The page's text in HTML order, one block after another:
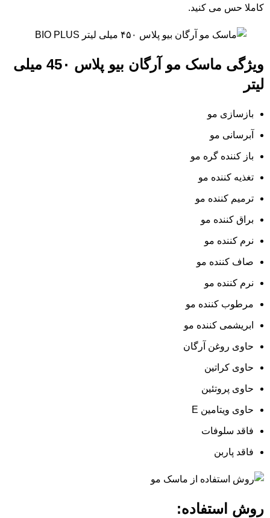
کاملا حس می کنید.
ویژگی ماسک مو آرگان بیو پلاس 45۰ میلی
لیتر
بازسازی مو
آبرسانی مو
باز کننده گره مو
تغذیه کننده مو
ترمیم کننده مو
براق کننده مو
نرم کننده مو
صاف کننده مو
نرم کننده مو
مرطوب کننده مو
ابریشمی کننده مو
حاوی روغن آرگان
حاوی کراتین
حاوی پروتئین
حاوی ویتامین E
فاقد سلوفات
فاقد پاربن
روش استفاده: